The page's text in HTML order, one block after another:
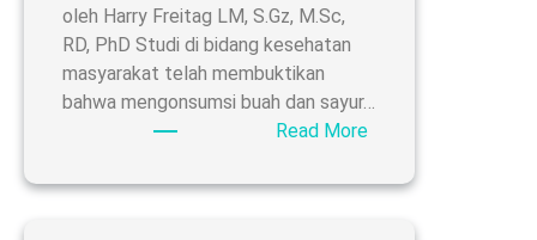
oleh Harry Freitag LM, S.Gz, M.Sc,
RD, PhD Studi di bidang kesehatan
masyarakat telah membuktikan
bahwa mengonsumsi buah dan sayur…
Read More:
Mencegah